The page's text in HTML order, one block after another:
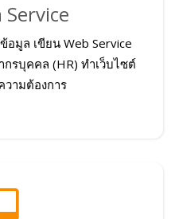
มูล เขียน Web Service
รบุคคล (HR) ทำเว็บไซต์
วามต้องการ